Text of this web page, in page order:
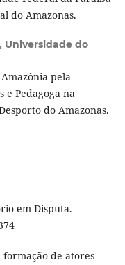
do Amazonas.
Universidade do
pela
e Pedagoga na
do Amazonas.
em Disputa.
formação de atores